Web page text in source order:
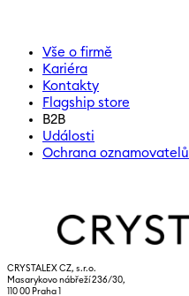
Vše o firmě
Kariéra
Kontakty
Flagship store
B2B
Události
Ochrana oznamovatelů
CRYSTALEX CZ, s.r.o.
Masarykovo nábřeží 236/30,
110 00 Praha 1